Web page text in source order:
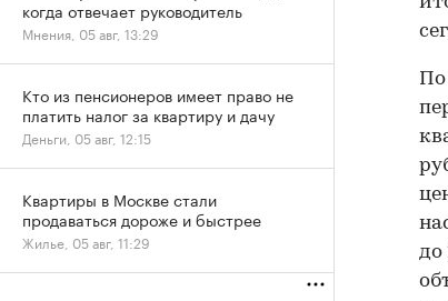
По
до
когда отвечает руководитель
Мнения, 05 авг, 13:29
Кто из пенсионеров имеет право не
платить налог за квартиру и дачу
Деньги, 05 авг, 12:15
Квартиры в Москве стали
продаваться дороже и быстрее
Жилье, 05 авг, 11:29